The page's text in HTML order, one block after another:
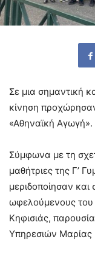
Σε μια σημαντική
κίνηση
«Αθηναϊκή Αγωγή».
Σύμφωνα με τη
μαθήτριες της Γ’
μεριδοποίησαν
ωφελούμενους του
Κηφισιάς,
Υπηρεσιών